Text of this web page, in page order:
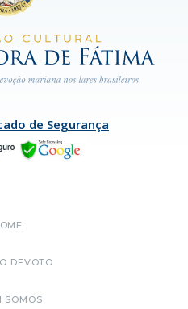
de Segurança
DEVOTO
SOMOS